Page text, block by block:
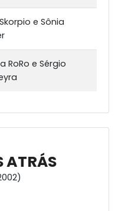
e Sônia
RoRo e Sérgio
ATRÁS